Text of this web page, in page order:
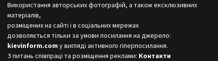
Використання авторських фотографій, а також ексклюзивних
матеріалів,
розміщених на сайті і в соціальних мережах
дозволяється тільки за умови посилання на джерело:
kievinform.com у вигляді активного гіперпосилання.
З питань співпраці та розміщення реклами: Контакти